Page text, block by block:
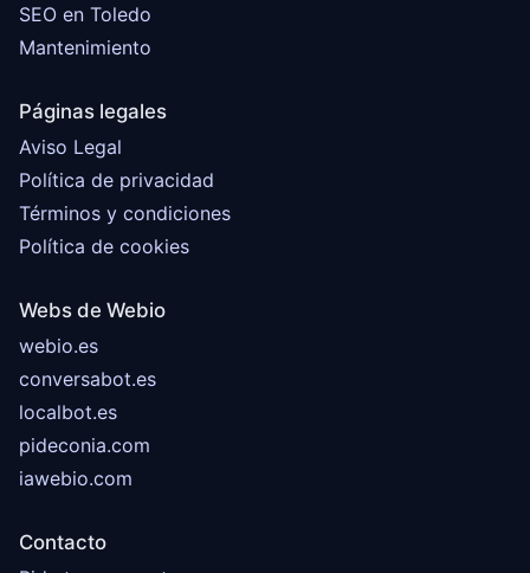
SEO en Toledo
Mantenimiento
Páginas legales
Aviso Legal
Política de privacidad
Términos y condiciones
Política de cookies
Webs de Webio
webio.es
conversabot.es
localbot.es
pideconia.com
iawebio.com
Contacto